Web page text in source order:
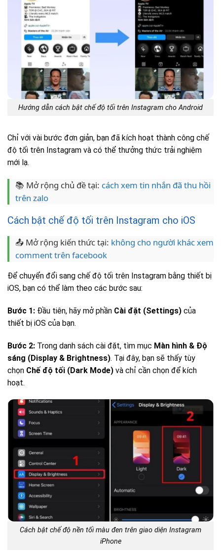
Hướng dẫn cách bật chế độ tối trên Instagram cho Android
Chỉ với vài bước đơn giản, bạn đã kích hoạt thành công chế
độ tối trên Instagram và có thể thưởng thức trải nghiệm
mới lạ.
📚 Mở rộng chủ đề tại: cách xem tin nhắn đã thu hồi
trên zalo
Cách bật chế độ tối trên Instagram cho iOS
📤 Mở rộng kiến thức tại: không cho người khác xem
comment trên facebook
Để chuyển đổi sang chế độ tối trên Instagram bằng thiết bị
iOS, bạn có thể làm theo các bước sau:
Bước 1: Đầu tiên, hãy mở phần Cài đặt (Settings) của
thiết bị iOS của bạn.
Bước 2: Trong danh sách cài đặt, tìm mục Màn hình & Độ
sáng (Display & Brightness). Tại đây, bạn sẽ thấy tùy
chọn Chế độ tối (Dark Mode) và chỉ cần chọn để kích
hoạt.
Cách bật chế độ nền tối màu đen trên giao diện Instagram
iPhone